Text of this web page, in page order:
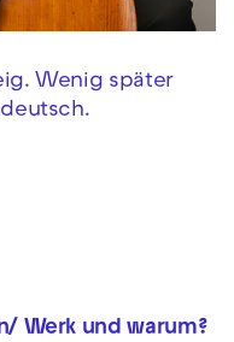
Wenig später
Werk und warum?